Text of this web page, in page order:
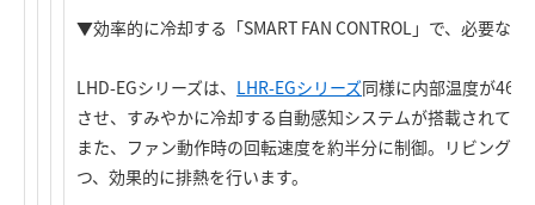
▼効率的に冷却する「SMART FAN CONTROL」で、必要な
LHD-EGシリーズは、 LHR-EGシリーズ同様に内部温度が46
させ、すみやかに冷却する自動感知システムが搭載されてい
また、ファン動作時の回転速度を約半分に制御。リビング
つ、効果的に排熱を行います。